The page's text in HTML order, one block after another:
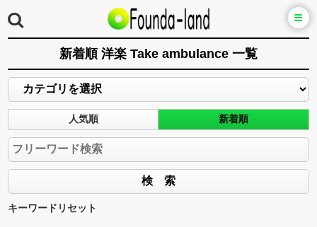
新着順 洋楽 Take ambulance 一覧
人気順 新着順
キーワードリセット